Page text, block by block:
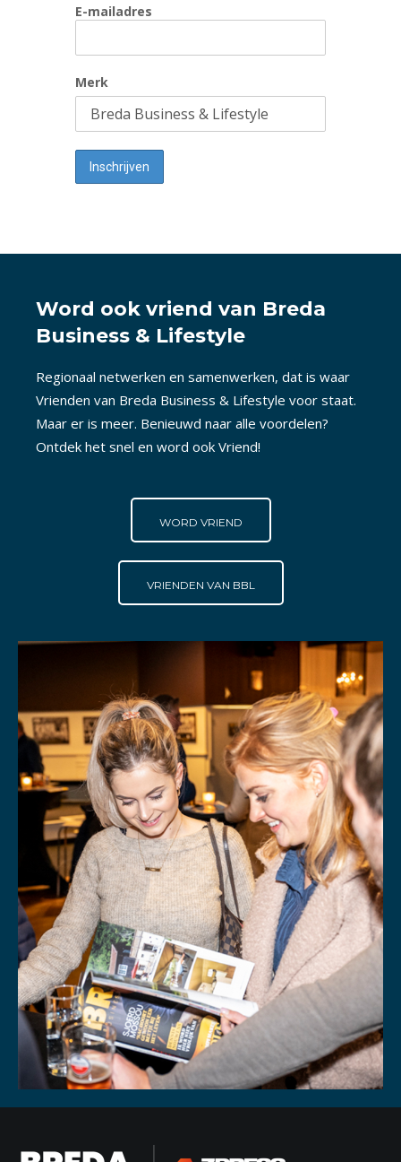
E-mailadres
Merk
Word ook vriend van Breda
Business & Lifestyle
Regionaal netwerken en samenwerken, dat is waar
Vrienden van Breda Business & Lifestyle voor staat.
Maar er is meer. Benieuwd naar alle voordelen?
Ontdek het snel en word ook Vriend!
WORD VRIEND
VRIENDEN VAN BBL